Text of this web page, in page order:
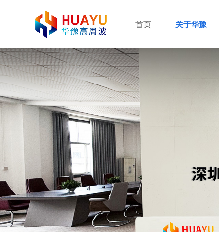
首页 关于华豫
设备应用现场及